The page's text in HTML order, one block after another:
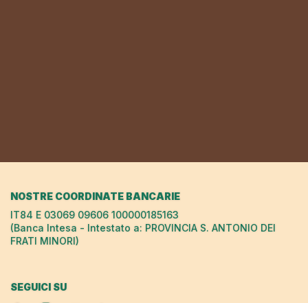
NOSTRE COORDINATE BANCARIE
IT84 E 03069 09606 100000185163
(Banca Intesa - Intestato a: PROVINCIA S. ANTONIO DEI
FRATI MINORI)
SEGUICI SU